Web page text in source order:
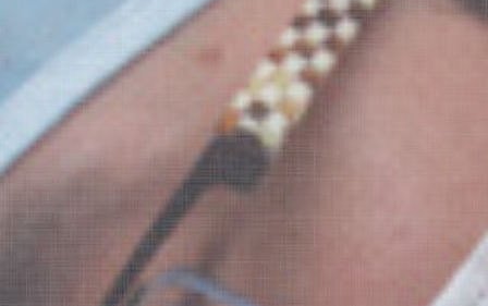
お問い合わせ
診療メニュー
歯の病気予防